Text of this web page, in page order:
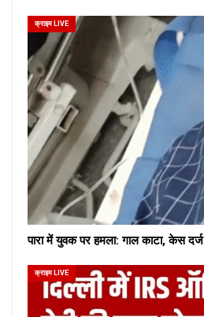
क्राइम LIVE
पारा में युवक पर हमला: गाल काटा, केस दर्ज
क्राइम LIVE